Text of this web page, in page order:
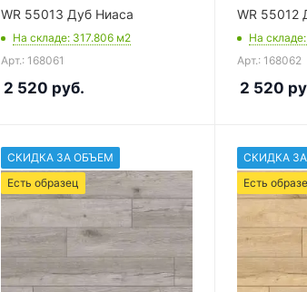
WR 55013 Дуб Ниаса
На складе: 317.806 м2
Арт.: 168061
2 520 руб.
WR 55012
На складе
Арт.: 168062
2 520
СКИДКА ЗА ОБЪЕМ
Есть образец
СКИДКА
Есть